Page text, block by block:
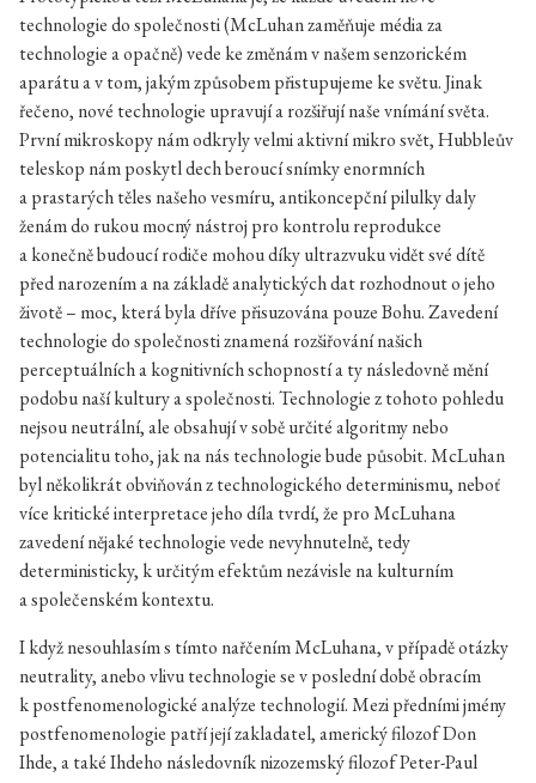
technologie do společnosti (McLuhan zaměňuje média za
technologie a opačně) vede ke změnám v našem senzorickém
aparátu a v tom, jakým způsobem přistupujeme ke světu. Jinak
řečeno, nové technologie upravují a rozšiřují naše vnímání světa.
První mikroskopy nám odkryly velmi aktivní mikro svět, Hubbleův
teleskop nám poskytl dech beroucí snímky enormních
a prastarých těles našeho vesmíru, antikoncepční pilulky daly
ženám do rukou mocný nástroj pro kontrolu reprodukce
a konečně budoucí rodiče mohou díky ultrazvuku vidět své dítě
před narozením a na základě analytických dat rozhodnout o jeho
životě – moc, která byla dříve přisuzována pouze Bohu. Zavedení
technologie do společnosti znamená rozšiřování našich
perceptuálních a kognitivních schopností a ty následovně mění
podobu naší kultury a společnosti. Technologie z tohoto pohledu
nejsou neutrální, ale obsahují v sobě určité algoritmy nebo
potencialitu toho, jak na nás technologie bude působit. McLuhan
byl několikrát obviňován z technologického determinismu, neboť
více kritické interpretace jeho díla tvrdí, že pro McLuhana
zavedení nějaké technologie vede nevyhnutelně, tedy
deterministicky, k určitým efektům nezávisle na kulturním
a společenském kontextu.
I když nesouhlasím s tímto nařčením McLuhana, v případě otázky
neutrality, anebo vlivu technologie se v poslední době obracím
k postfenomenologické analýze technologií. Mezi předními jmény
postfenomenologie patří její zakladatel, americký filozof Don
Ihde, a také Ihdeho následovník nizozemský filozof Peter-Paul